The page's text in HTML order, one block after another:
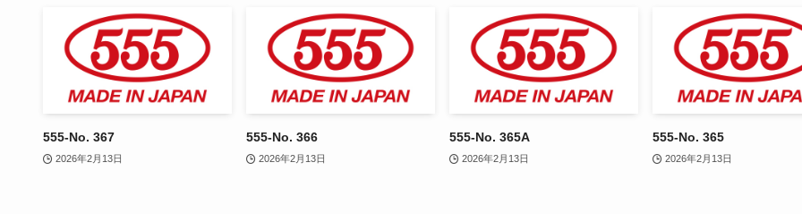
555-No. 367
2026年2月13日
555-No. 366
2026年2月13日
555-No. 365A
2026年2月13日
555-No. 365
2026年2月13日